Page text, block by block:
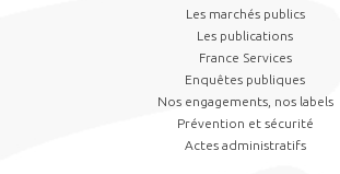
Les marchés publics
Les publications
France Services
Enquêtes publiques
Nos engagements, nos labels
Prévention et sécurité
Actes administratifs